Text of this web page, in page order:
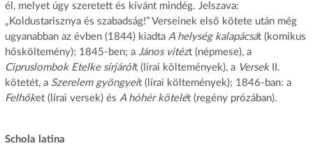
él, melyet úgy szeretett és kívánt mindég. Jelszava:
„Koldustarisznya és szabadság!” Verseinek első kötete után még
ugyanabban az évben (1844) kiadta A helység kalapácsát (komikus
hősköltemény); 1845-ben; a János vitézt (népmese), a
Cipruslombok Etelke sírjárólt (lírai költemények), a VersekII.
kötetét, a Szerelem gyöngyeit (lírai költemények); 1846-ban: a
Felhőket (lírai versek) és A hóhér kötelét (regény prózában).
Schola latina